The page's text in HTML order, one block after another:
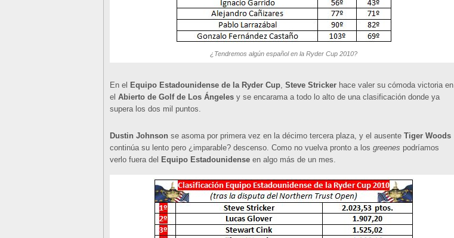
¿Tendremos algún español en la Ryder Cup 2010?
En el Equipo Estadounidense de la Ryder Cup, Steve Stricker hace valer su cómoda victoria en
el Abierto de Golf de Los Ángeles y se encarama a todo lo alto de una clasificación donde ya
supera los dos mil puntos.
Dustin Johnson se asoma por primera vez en la décimo tercera plaza, y el ausente Tiger Woods
continúa su lento pero ¿imparable? descenso. Como no vuelva pronto a los greenes podríamos
verlo fuera del Equipo Estadounidense en algo más de un mes.